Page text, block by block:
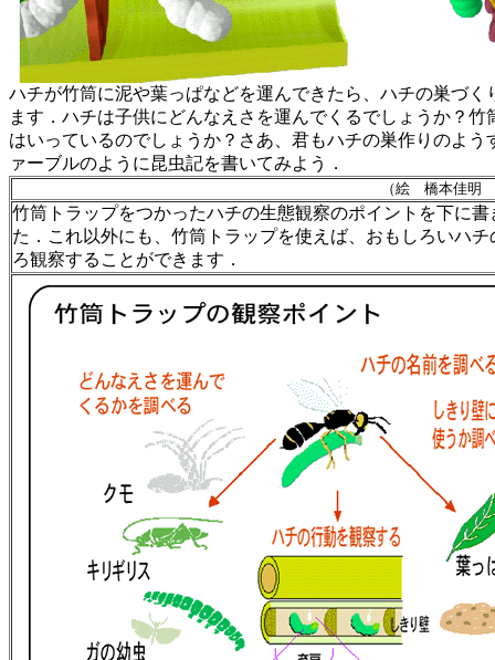
ハチが竹筒に泥や葉っぱなどを運んできたら、ハチの巣づく
ます．ハチは子供にどんなえさを運んでくるでしょうか？竹
はいっているのでしょうか？さあ、君もハチの巣作りのよう
ァーブルのように昆虫記を書いてみよう．
（絵 橋本佳明
竹筒トラップをつかったハチの生態観察のポイントを下に
た．これ以外にも、竹筒トラップを使えば、おもしろいハ
ろ観察することができます．